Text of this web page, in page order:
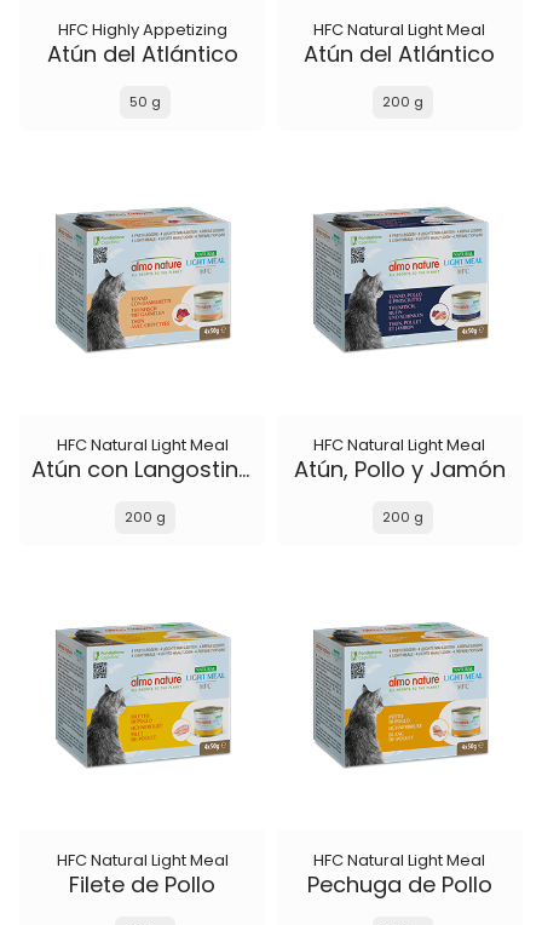
HFC Highly Appetizing
Atún del Atlántico
50 g
HFC Natural Light Meal
Atún del Atlántico
200 g
HFC Natural Light Meal
Atún con Langostinos
200 g
HFC Natural Light Meal
Atún, Pollo y Jamón
200 g
HFC Natural Light Meal
Filete de Pollo
HFC Natural Light Meal
Pechuga de Pollo